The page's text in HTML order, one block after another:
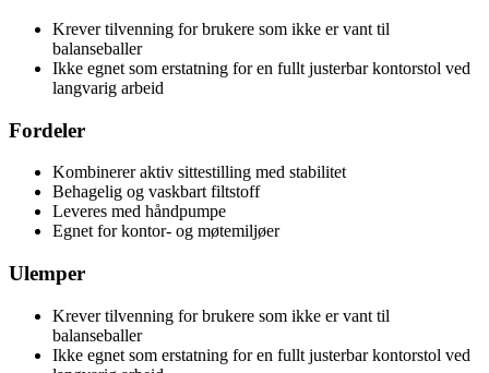
Krever tilvenning for brukere som ikke er vant til
balanseballer
Ikke egnet som erstatning for en fullt justerbar kontorstol ved
langvarig arbeid
Fordeler
Kombinerer aktiv sittestilling med stabilitet
Behagelig og vaskbart filtstoff
Leveres med håndpumpe
Egnet for kontor- og møtemiljøer
Ulemper
Krever tilvenning for brukere som ikke er vant til
balanseballer
Ikke egnet som erstatning for en fullt justerbar kontorstol ved